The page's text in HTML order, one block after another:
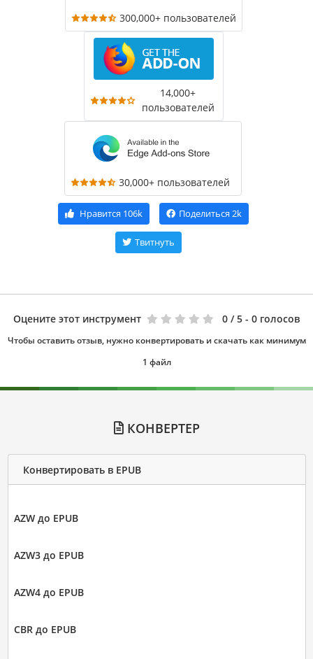
300,000+ пользователей
14,000+
пользователей
30,000+ пользователей
Нравится 106k Поделиться 2k
Твитнуть
Оцените этот инструмент 0 / 5 - 0 голосов
Чтобы оставить отзыв, нужно конвертировать и скачать как минимум
1 файл
КОНВЕРТЕР
Конвертировать в EPUB
AZW до EPUB
AZW3 до EPUB
AZW4 до EPUB
CBR до EPUB